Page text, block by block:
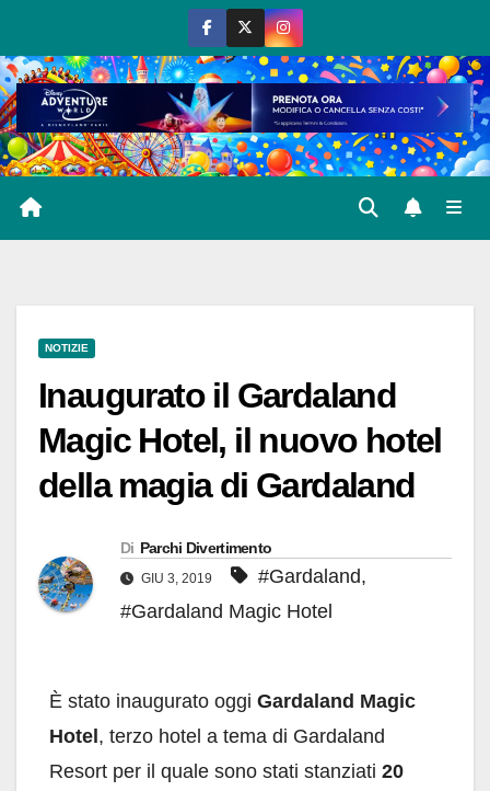
al
contenuto
NOTIZIE
Inaugurato il Gardaland
Magic Hotel, il nuovo hotel
della magia di Gardaland
Di Parchi Divertimento
GIU 3, 2019 #Gardaland,
#Gardaland Magic Hotel
È stato inaugurato oggi Gardaland Magic
Hotel , terzo hotel a tema di Gardaland
Resort per il quale sono stati stanziati 20